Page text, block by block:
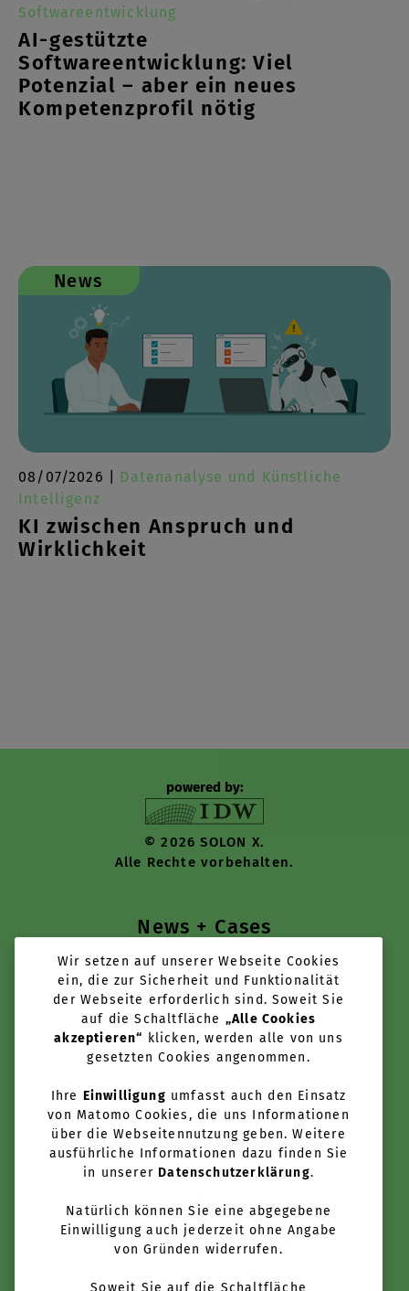
Softwareentwicklung
AI-gestützte
Softwareentwicklung: Viel
Potenzial – aber ein neues
Kompetenzprofil nötig
News
08/07/2026 | Datenanalyse und Künstliche
Intelligenz
KI zwischen Anspruch und
Wirklichkeit
News + Cases
Tools + Services
Über uns
Anbieter werden
Newsletter
Kontakt
Nutzungsbedingungen
Datenschutz
powered by:
© 2026 SOLON X.
Alle Rechte vorbehalten.
Wir setzen auf unserer Webseite Cookies
ein, die zur Sicherheit und Funktionalität
der Webseite erforderlich sind. Soweit Sie
auf die Schaltfläche „Alle Cookies
akzeptieren“ klicken, werden alle von uns
gesetzten Cookies angenommen.
Ihre Einwilligung umfasst auch den Einsatz
von Matomo Cookies, die uns Informationen
über die Webseitennutzung geben. Weitere
ausführliche Informationen dazu finden Sie
in unserer Datenschutzerklärung.
Natürlich können Sie eine abgegebene
Einwilligung auch jederzeit ohne Angabe
von Gründen widerrufen.
Soweit Sie auf die Schaltfläche